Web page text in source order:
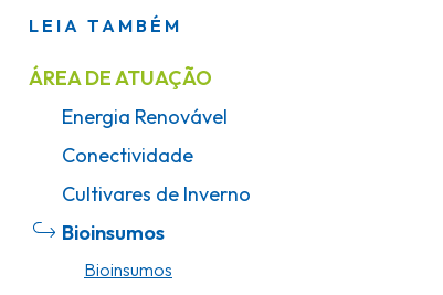
LEIA TAMBÉM
ÁREA DE ATUAÇÃO
Energia Renovável
Conectividade
Cultivares de Inverno
Bioinsumos
Bioinsumos